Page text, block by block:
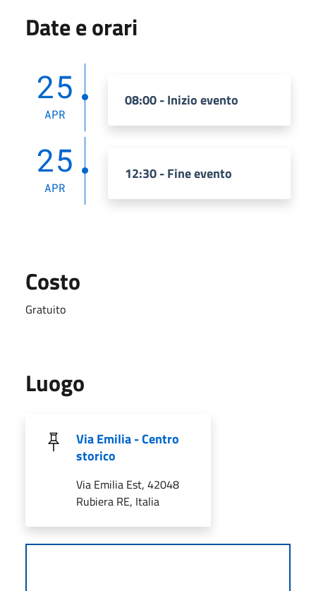
Date e orari
25
APR
08:00 - Inizio evento
25
APR
12:30 - Fine evento
Costo
Gratuito
Luogo
Via Emilia - Centro
storico
Via Emilia Est, 42048
Rubiera RE, Italia